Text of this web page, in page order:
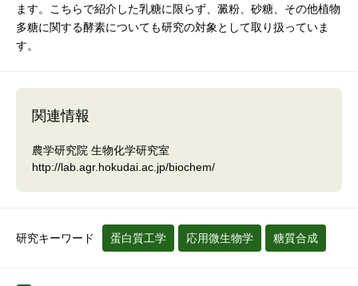
ます。こちらで紹介した乳糖に限らず、澱粉、砂糖、その他植物
多糖に関する酵素についても研究の対象として取り扱っていま
す。
関連情報
農学研究院 生物化学研究室
http://lab.agr.hokudai.ac.jp/biochem/
研究キーワード 蛋白質工学 応用微生物学 糖質合成